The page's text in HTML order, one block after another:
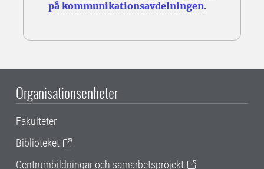
på kommunikationsavdelningen.
Organisationsenheter
Fakulteter
Biblioteket
Centrumbildningar och samarbetsprojekt